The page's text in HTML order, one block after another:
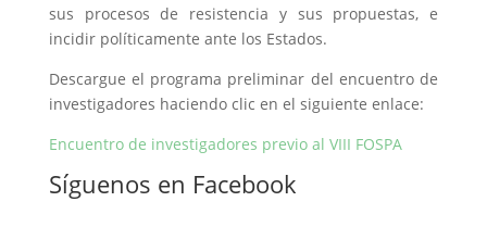
sus procesos de resistencia y sus propuestas, e
incidir políticamente ante los Estados.
Descargue el programa preliminar del encuentro de
investigadores haciendo clic en el siguiente enlace:
Encuentro de investigadores previo al VIII FOSPA
Síguenos en Facebook